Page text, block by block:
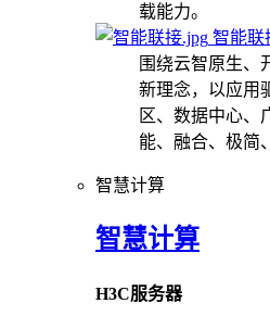
载能力。
智能联
围绕云智原生、
新理念，以应用
区、数据中心、
能、融合、极简
智慧计算
智慧计算
H3C服务器